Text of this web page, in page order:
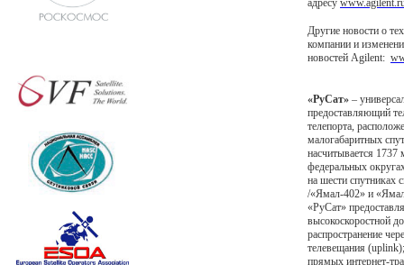
адресу
Другие новости о
компании и
новостей Agilent:
«РуСат» –
предоставляющий
телепорта,
малогабаритных
насчитывается
федеральных
на шести спутниках
/«Ямал-402» и
«РуСат»
высокоскоростной
распространение
телевещания
прямых интернет-